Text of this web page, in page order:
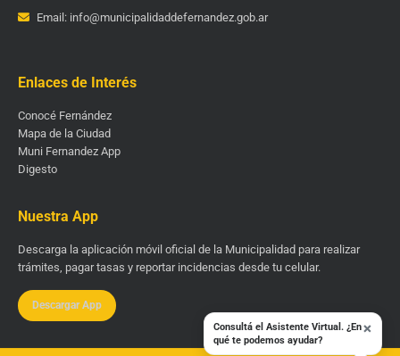
Email: info@municipalidaddefernandez.gob.ar
Enlaces de Interés
Conocé Fernández
Mapa de la Ciudad
Muni Fernandez App
Digesto
Nuestra App
Descarga la aplicación móvil oficial de la Municipalidad para realizar
trámites, pagar tasas y reportar incidencias desde tu celular.
Descargar App
Consultá el Asistente Virtual. ¿En
qué te podemos ayudar?
×